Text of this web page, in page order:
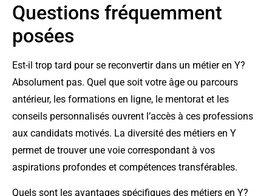
Questions fréquemment
posées
Est-il trop tard pour se reconvertir dans un métier en Y?
Absolument pas. Quel que soit votre âge ou parcours
antérieur, les formations en ligne, le mentorat et les
conseils personnalisés ouvrent l’accès à ces professions
aux candidats motivés. La diversité des métiers en Y
permet de trouver une voie correspondant à vos
aspirations profondes et compétences transférables.
Quels sont les avantages spécifiques des métiers en Y?